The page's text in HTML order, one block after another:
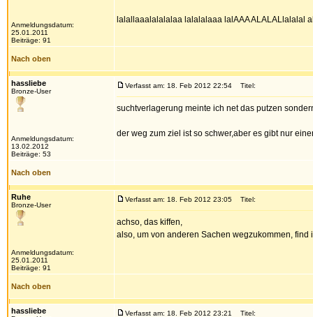
Anmeldungsdatum:
25.01.2011
Beiträge: 91
lalallaaalalalalaa lalalalaaa lalAAA ALALALlalalal
Nach oben
hassliebe
Bronze-User
Anmeldungsdatum:
13.02.2012
Beiträge: 53
Verfasst am: 18. Feb 2012 22:54 Titel:
suchtverlagerung meinte ich net das putzen
der weg zum ziel ist so schwer,aber es gibt nur
Nach oben
Ruhe
Bronze-User
Anmeldungsdatum:
25.01.2011
Beiträge: 91
Verfasst am: 18. Feb 2012 23:05 Titel:
achso, das kiffen,
also, um von anderen Sachen wegzukommen,
Nach oben
hassliebe Verfasst am: 18. Feb 2012 23:21 Titel: